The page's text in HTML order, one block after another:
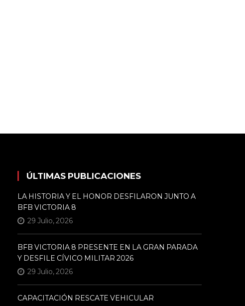
ÚLTIMAS PUBLICACIONES
LA HISTORIA Y EL HONOR DESFILARON JUNTO A
BFB VICTORIA 8
29 Julio, 2026
BFB VICTORIA 8 PRESENTE EN LA GRAN PARADA
Y DESFILE CÍVICO MILITAR 2026
29 Julio, 2026
CAPACITACIÓN RESCATE VEHICULAR